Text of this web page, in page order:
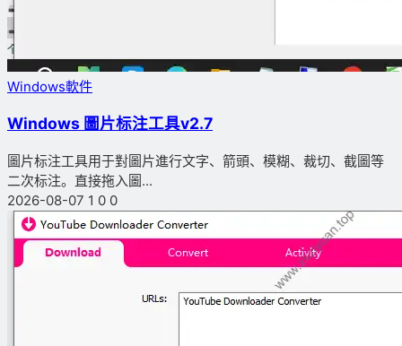
Windows軟件
Windows 圖片标注工具v2.7
圖片标注工具用于對圖片進行文字、箭頭、模糊、裁切、截圖等
二次标注。直接拖入圖...
2026-08-07 1 0 0